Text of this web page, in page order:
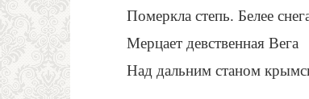
Померкла степь. Белее
Мерцает девственная Вега
Над дальним станом